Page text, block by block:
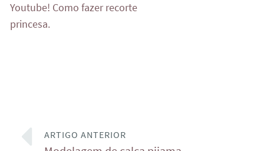
Youtube! Como fazer recorte
princesa.
ARTIGO ANTERIOR